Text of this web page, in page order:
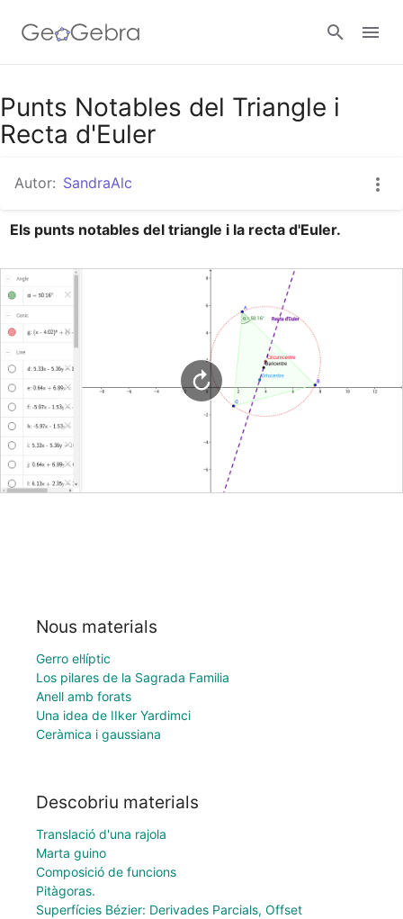
Google Classroom
Valideu-vos
Punts Notables del Triangle i
Recta d'Euler
Autor: SandraAlc
Els punts notables del triangle i la recta d'Euler.
Nous materials
Gerro el·líptic
Los pilares de la Sagrada Familia
Anell amb forats
Una idea de IIker Yardimci
Ceràmica i gaussiana
Descobriu materials
Translació d'una rajola
Marta guino
Composició de funcions
Pitàgoras.
Superfícies Bézier: Derivades Parcials, Offset